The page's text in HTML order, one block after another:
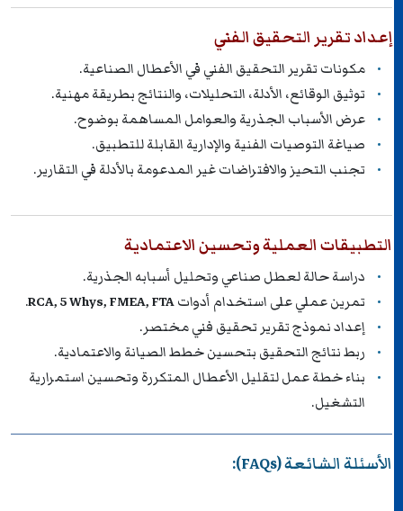
إعداد تقرير التحقيق الفني
مكونات تقرير التحقيق الفني في الأعطال الصناعية.
توثيق الوقائع، الأدلة، التحليلات، والنتائج بطريقة مهنية.
عرض الأسباب الجذرية والعوامل المساهمة بوضوح.
صياغة التوصيات الفنية والإدارية القابلة للتطبيق.
تجنب التحيز والافتراضات غير المدعومة بالأدلة في التقارير.
التطبيقات العملية وتحسين الاعتمادية
دراسة حالة لعطل صناعي وتحليل أسبابه الجذرية.
تمرين عملي على استخدام أدواتRCA, 5 Whys, FMEA, FTA
.
إعداد نموذج تقرير تحقيق فني مختصر.
ربط نتائج التحقيق بتحسين خطط الصيانة والاعتمادية.
بناء خطة عمل لتقليل الأعطال المتكررة وتحسين استمرارية
التشغيل.
الأسئلة الشائعة (FAQs):